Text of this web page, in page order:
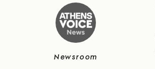
Newsroom